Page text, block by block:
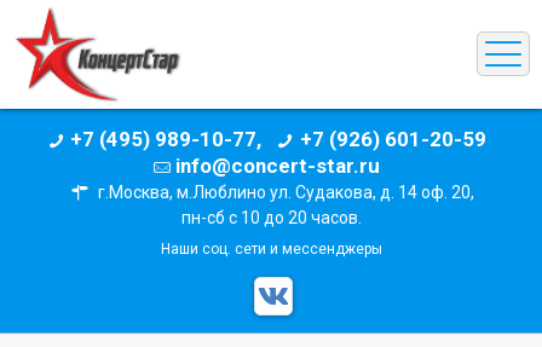
+7 (495) 989-10-77,
+7 (926) 601-20-59
info@concert-star.ru
г.Москва, м.Люблино ул. Судакова, д. 14 оф. 20,
пн-сб с 10 до 20 часов.
Наши соц. сети и мессенджеры